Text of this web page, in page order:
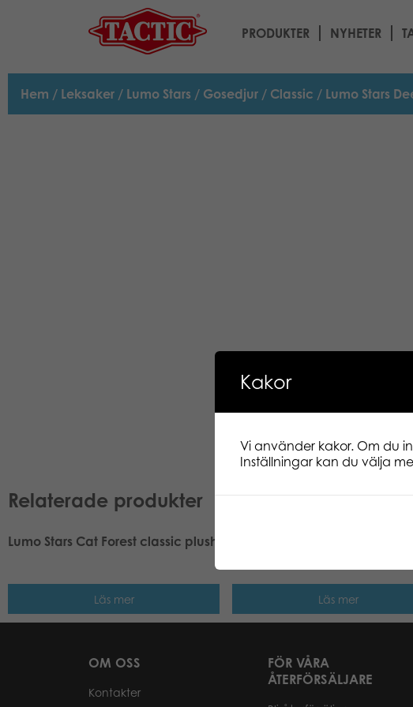
PRODUKTER NYHETER
Hem / Leksaker / Lumo Stars / Gosedjur / Classic / Lumo Stars
Relaterade produkter
Lumo Stars Cat Forest classic plush
Läs mer Läs mer
OM OSS
Kontakter
FÖR VÅRA
ÅTERFÖRSÄLJARE
Kakor
Vi använder kakor. Om du
Inställningar kan du välja